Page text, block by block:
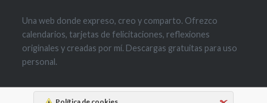
Una web donde expreso, creo y comparto. Ofrezco
calendarios, tarjetas de felicitaciones, reflexiones
originales y creadas por mí. Descargas gratuitas para uso
personal.